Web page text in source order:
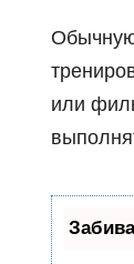
Обычную
или